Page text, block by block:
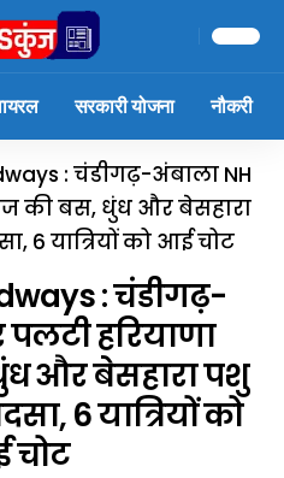
सरकारी योजना नौकरी
: चंडीगढ़-अंबाला NH
की बस, धुंध और बेसहारा
6 यात्रियों को आई चोट
: चंडीगढ़-
हरियाणा
और बेसहारा पशु
6 यात्रियों को
चोट